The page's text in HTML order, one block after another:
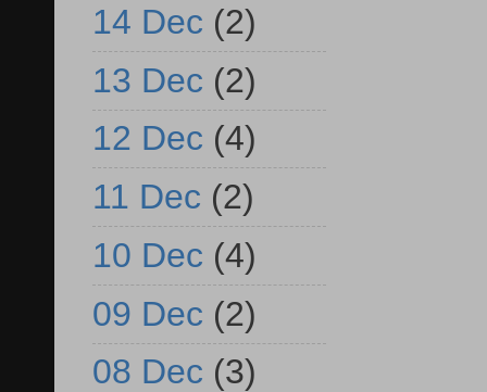
14 Dec (2)
13 Dec (2)
12 Dec (4)
11 Dec (2)
10 Dec (4)
09 Dec (2)
08 Dec (3)